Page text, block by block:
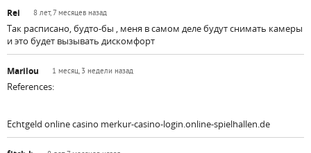
Rei 8 лет, 7 месяцев назад
Так расписано, будто-бы , меня в самом деле будут снимать камеры
и это будет вызывать дискомфорт
Marilou 1 месяц, 3 недели назад
References:
Echtgeld online casino merkur-casino-login.online-spielhallen.de